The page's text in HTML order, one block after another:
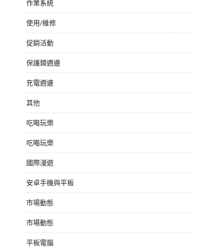
作業系統
使用/維修
促銷活動
保護類週邊
充電週邊
其他
吃喝玩樂
吃喝玩樂
國際漫遊
安卓手機與平板
市場動態
市場動態
平板電腦